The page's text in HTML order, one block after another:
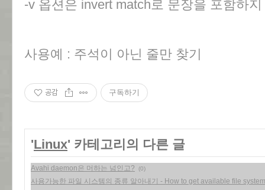
-v 옵션은 invert match로 문장을 포함하
사용예 : 주석이 아닌 줄만 찾기
공감 구독하기
'Linux' 카테고리의 다른 글
Avahi daemon은 머하는 넘인고? (0)
사용가능한 파일 시스템의 종류 알아내기 - How to get available file